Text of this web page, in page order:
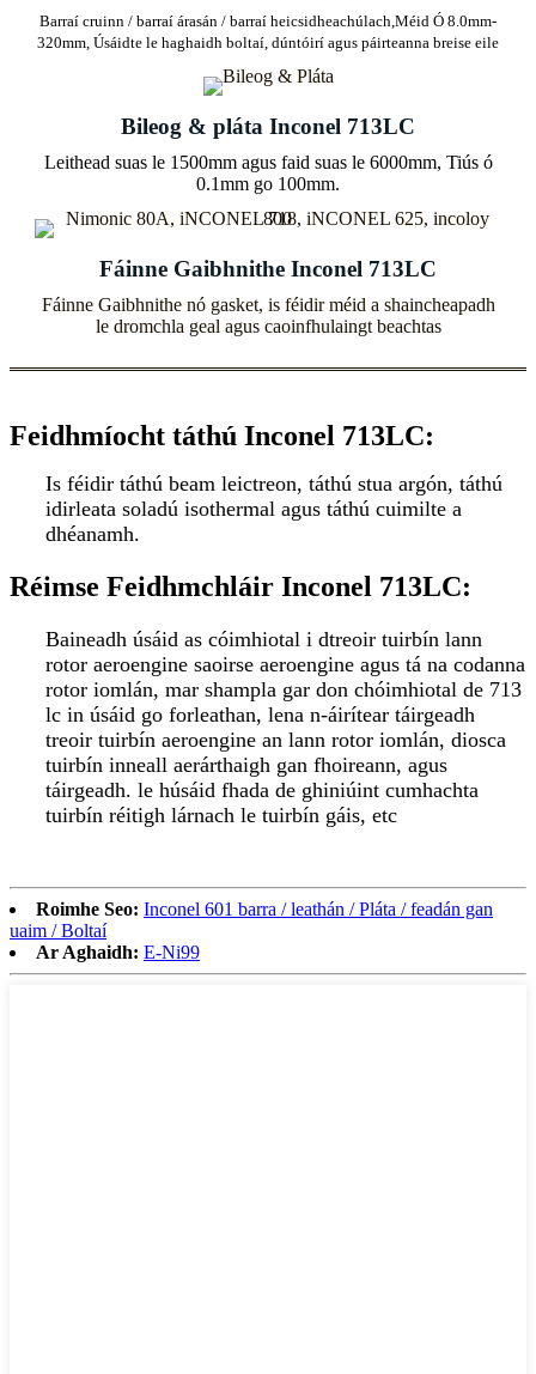
Barraí cruinn / barraí árasán / barraí heicsidheachúlach, Méid Ó 8.0mm-
320mm, Úsáidte le haghaidh boltaí, dúntóirí agus páirteanna breise eile
Bileog & pláta Inconel 713LC
Leithead suas le 1500mm agus faid suas le 6000mm, Tiús ó
0.1mm go 100mm.
Fáinne Gaibhnithe Inconel 713LC
Fáinne Gaibhnithe nó gasket, is féidir méid a shaincheapadh
le dromchla geal agus caoinfhulaingt beachtas
Feidhmíocht táthú Inconel 713LC:
Is féidir táthú beam leictreon, táthú stua argón, táthú
idirleata soladú isothermal agus táthú cuimilte a
dhéanamh.
Réimse Feidhmchláir Inconel 713LC:
Baineadh úsáid as cóimhiotal i dtreoir tuirbín lann
rotor aeroengine saoirse aeroengine agus tá na codanna
rotor iomlán, mar shampla gar don chóimhiotal de 713
lc in úsáid go forleathan, lena n-áirítear táirgeadh
treoir tuirbín aeroengine an lann rotor iomlán, diosca
tuirbín inneall aerárthaigh gan fhoireann, agus
táirgeadh. le húsáid fhada de ghiniúint cumhachta
tuirbín réitigh lárnach le tuirbín gáis, etc
Roimhe Seo: Inconel 601 barra / leathán / Pláta / feadán gan
uaim / Boltaí
Ar Aghaidh: E-Ni99